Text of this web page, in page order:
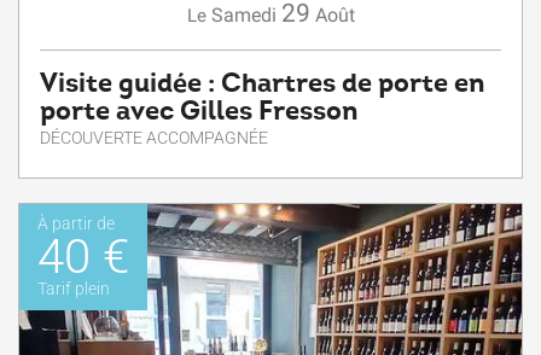
Le Samedi 29 Août
Visite guidée : Chartres de porte en
porte avec Gilles Fresson
DÉCOUVERTE ACCOMPAGNÉE
À partir de
40 €
Tarif plein